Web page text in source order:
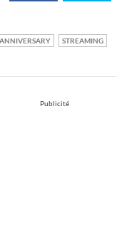
ANNIVERSARY
STREAMING
Publicité